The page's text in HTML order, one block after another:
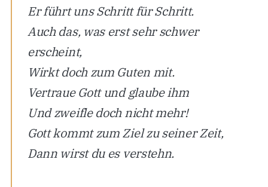
Er führt uns Schritt für Schritt.
Auch das, was erst sehr schwer
erscheint,
Wirkt doch zum Guten mit.
Vertraue Gott und glaube ihm
Und zweifle doch nicht mehr!
Gott kommt zum Ziel zu seiner Zeit,
Dann wirst du es verstehn.